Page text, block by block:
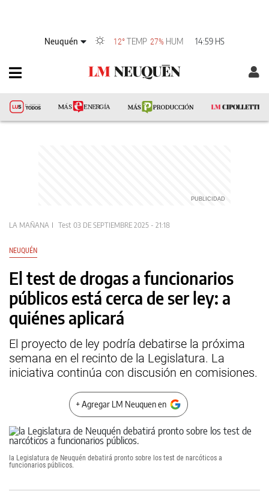
Neuquén 12°TEMP 27% HUM 14:59 HS
LA MAÑANA Test 03 DE SEPTIEMBRE 2025 - 21:18
NEUQUÉN
El test de drogas a funcionarios
públicos está cerca de ser ley: a
quiénes aplicará
El proyecto de ley podría debatirse la próxima
semana en el recinto de la Legislatura. La
iniciativa continúa con discusión en comisiones.
+ Agregar LM Neuquen en
la Legislatura de Neuquén debatirá pronto sobre los test de narcóticos a
funcionarios públicos.